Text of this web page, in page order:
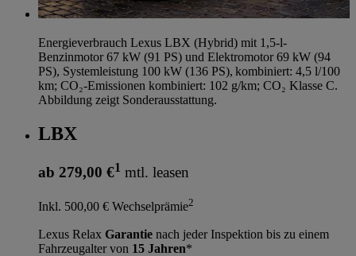
Energieverbrauch Lexus LBX (Hybrid) mit 1,5-l-
Benzinmotor 67 kW (91 PS) und Elektromotor 69 kW (94
PS), Systemleistung 100 kW (136 PS), kombiniert: 4,5 l/100
km; CO₂-Emissionen kombiniert: 102 g/km; CO₂ Klasse C.
Abbildung zeigt Sonderausstattung.
LBX
ab 279,00 €1 mtl. leasen
Inkl. 500,00 € Wechselprämie2
Lexus Relax Garantie nach jeder Inspektion bis zu einem
Fahrzeugalter von 15 Jahren*